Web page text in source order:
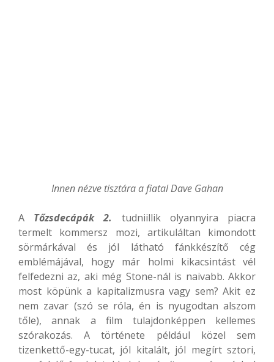
Innen nézve tisztára a fiatal Dave Gahan
A Tőzsdecápák 2.
tudniillik olyannyira piacra
termelt kommersz mozi, artikuláltan kimondott
sörmárkával és jól látható fánkkészítő cég
emblémájával, hogy már holmi kikacsintást vél
felfedezni az, aki még Stone-nál is naivabb. Akkor
most köpünk a kapitalizmusra vagy sem? Akit ez
nem zavar (szó se róla, én is nyugodtan alszom
tőle), annak a film tulajdonképpen kellemes
szórakozás. A története például közel sem
tizenkettő-egy-tucat, jól kitalált, jól megírt sztori,